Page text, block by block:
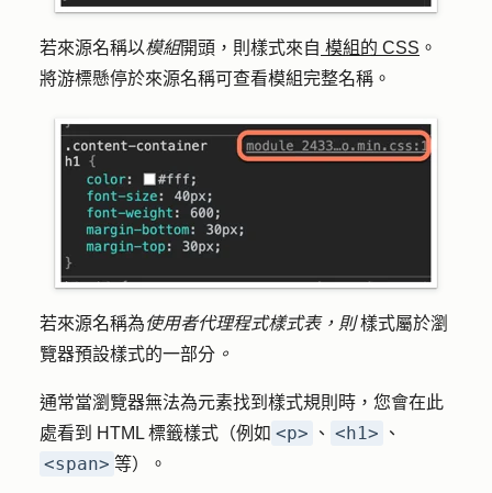
若來源名稱以模組開頭，則樣式來自 模組的 CSS 。
將游標懸停於來源名稱可查看模組完整名稱。
若來源名稱為使用者代理程式樣式表，則樣式屬於瀏
覽器預設樣式的一部分 。
通常當瀏覽器無法為元素找到樣式規則時，您會在此
處看到 HTML 標籤樣式（例如 <p> 、 <h1> 、
<span> 等）。